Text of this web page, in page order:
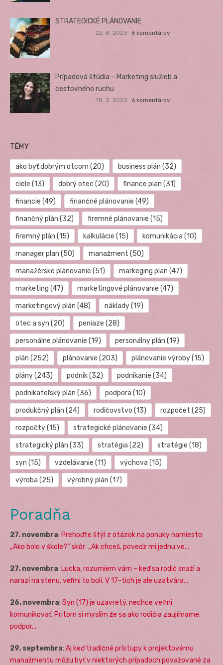
STRATEGICKÉ PLÁNOVANIE
22. 8. 2023 6 komentárov
Prípadová štúdia – Marketing služieb a
cestovného ruchu
18. 3. 2023 6 komentárov
TÉMY
ako byť dobrým otcom (20) business plán (32)
ciele (13) dobrý otec (20) finance plan (31)
financie (49) finančné plánovanie (49)
finančný plán (32) firemné plánovanie (15)
firemný plán (15) kalkulácie (15) komunikácia (10)
manager plan (50) manažment (50)
manažérske plánovanie (51) markeging plan (47)
marketing (47) marketingové plánovanie (47)
marketingový plán (48) náklady(19)
otec a syn (20) peniaze (28)
personálne plánovanie (19) personálny plán (19)
plán (252) plánovanie (203) plánovanie výroby(15)
plány(243) podnik(32) podnikanie (34)
podnikateľský plán (36) podpora (10)
produkčný plán (24) rodičovstvo (13) rozpočet (25)
rozpočty(15) strategické plánovanie (34)
strategický plán (33) stratégia (22) stratégie (18)
syn (15) vzdelávanie (11) výchova (15)
výroba (25) výrobný plán (17)
Poradňa
27. novembra: Prehoďte štýl z otázok na ponuky namiesto:
„Ako bolo v škole?“ skôr: „Ak chceš, povedz mi jednu ve...
27. novembra: Lucka, rozumiem vám – keď sa rodič snaží a
narazí na stenu, veľmi to bolí. V 17-tich je ale uzatvára...
26. novembra: Syn (17) je uzavretý, nechce veľmi
komunikovať. Pritom si myslím že sa ako rodičia zaujímame,
podpor...
29. septembra: Aj keď tradičné prístupy k projektovému
manažmentu môžu byť v niektorých prípadoch považované za